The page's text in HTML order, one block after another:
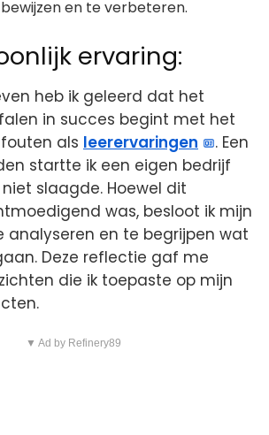
en te verbeteren.
ervaring:
heb ik geleerd dat het
in succes begint met het
als leerervaringen
. Een
startte ik een eigen bedrijf
slaagde. Hoewel dit
was, besloot ik mijn
analyseren en te begrijpen wat
Deze reflectie gaf me
die ik toepaste op mijn
▼ Ad by Refinery89